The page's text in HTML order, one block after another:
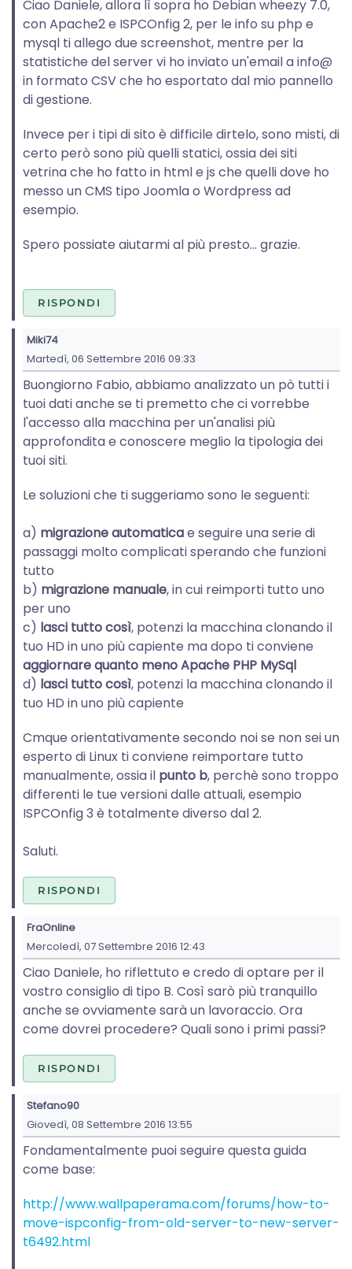
Ciao Daniele, allora lì sopra ho Debian wheezy 7.0,
con Apache2 e ISPCOnfig 2, per le info su php e
mysql ti allego due screenshot, mentre per la
statistiche del server vi ho inviato un'email a info@
in formato CSV che ho esportato dal mio pannello
di gestione.
Invece per i tipi di sito è difficile dirtelo, sono misti, di
certo però sono più quelli statici, ossia dei siti
vetrina che ho fatto in html e js che quelli dove ho
messo un CMS tipo Joomla o Wordpress ad
esempio.
Spero possiate aiutarmi al più presto... grazie.
RISPONDI
Miki74
Martedì, 06 Settembre 2016 09:33
Buongiorno Fabio, abbiamo analizzato un pò tutti i
tuoi dati anche se ti premetto che ci vorrebbe
l'accesso alla macchina per un'analisi più
approfondita e conoscere meglio la tipologia dei
tuoi siti.
Le soluzioni che ti suggeriamo sono le seguenti:
a) migrazione automaticae seguire una serie di
passaggi molto complicati sperando che funzioni
tutto
b) migrazione manuale, in cui reimporti tutto uno
per uno
c) lasci tutto così, potenzi la macchina clonando il
tuo HD in uno più capiente ma dopo ti conviene
aggiornare quanto meno Apache PHP MySql
d) lasci tutto così, potenzi la macchina clonando il
tuo HD in uno più capiente
Cmque orientativamente secondo noi se non sei un
esperto di Linux ti conviene reimportare tutto
manualmente, ossia il punto b, perchè sono troppo
differenti le tue versioni dalle attuali, esempio
ISPCOnfig 3 è totalmente diverso dal 2.
Saluti.
RISPONDI
FraOnline
Mercoledì, 07 Settembre 2016 12:43
Ciao Daniele, ho riflettuto e credo di optare per il
vostro consiglio di tipo B. Così sarò più tranquillo
anche se ovviamente sarà un lavoraccio. Ora
come dovrei procedere? Quali sono i primi passi?
RISPONDI
Stefano90
Giovedì, 08 Settembre 2016 13:55
Fondamentalmente puoi seguire questa guida
come base:
http://www.wallpaperama.com/forums/how-to-
move-ispconfig-from-old-server-to-new-server-
t6492.html